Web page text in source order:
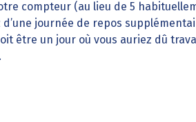
compteur (au lieu de 5
d’une journée de repos
être un jour où vous auriez dû